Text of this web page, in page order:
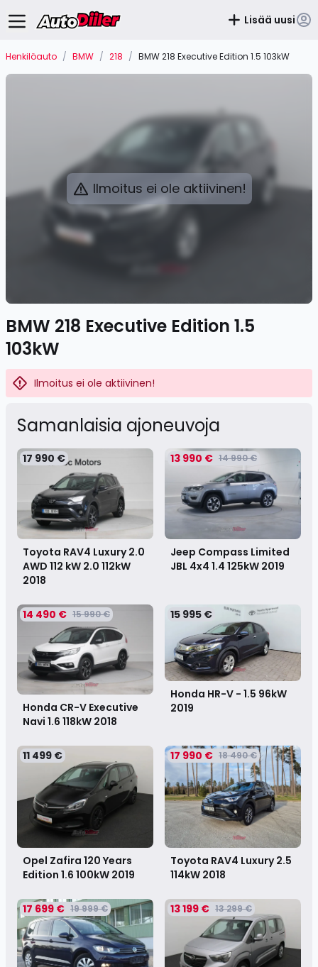
Lisää uusi
Henkilöauto / BMW / 218 / BMW 218 Executive Edition 1.5 103kW
Ilmoitus ei ole aktiivinen!
BMW 218 Executive Edition 1.5
103kW
Ilmoitus ei ole aktiivinen!
Samanlaisia ​​ajoneuvoja
17 990 €
Toyota RAV4 Luxury 2.0
AWD 112 kW 2.0 112kW
2018
13 990 € 14 990 €
Jeep Compass Limited
JBL 4x4 1.4 125kW 2019
14 490 € 15 990 €
Honda CR-V Executive
Navi 1.6 118kW 2018
15 995 €
Honda HR-V - 1.5 96kW
2019
11 499 €
Opel Zafira 120 Years
Edition 1.6 100kW 2019
17 990 € 18 490 €
Toyota RAV4 Luxury 2.5
114kW 2018
17 699 € 19 999 € 13 199 € 13 299 €